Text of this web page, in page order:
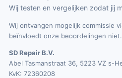
Wij testen en vergelijken zodat jij
Wij ontvangen mogelijk commissie
beïnvloedt onze beoordelingen niet.
SD Repair B.V.
Abel Tasmanstraat 36, 5223 VZ s-
KvK: 72360208